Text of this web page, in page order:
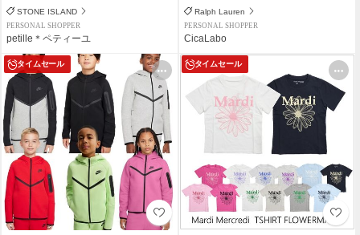
STONE ISLAND
PERSONAL SHOPPER
petille＊ペティーユ
Ralph Lauren
PERSONAL SHOPPER
CicaLabo
タイムセール タイムセール